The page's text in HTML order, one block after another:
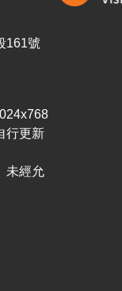
161號
行更新
未經允